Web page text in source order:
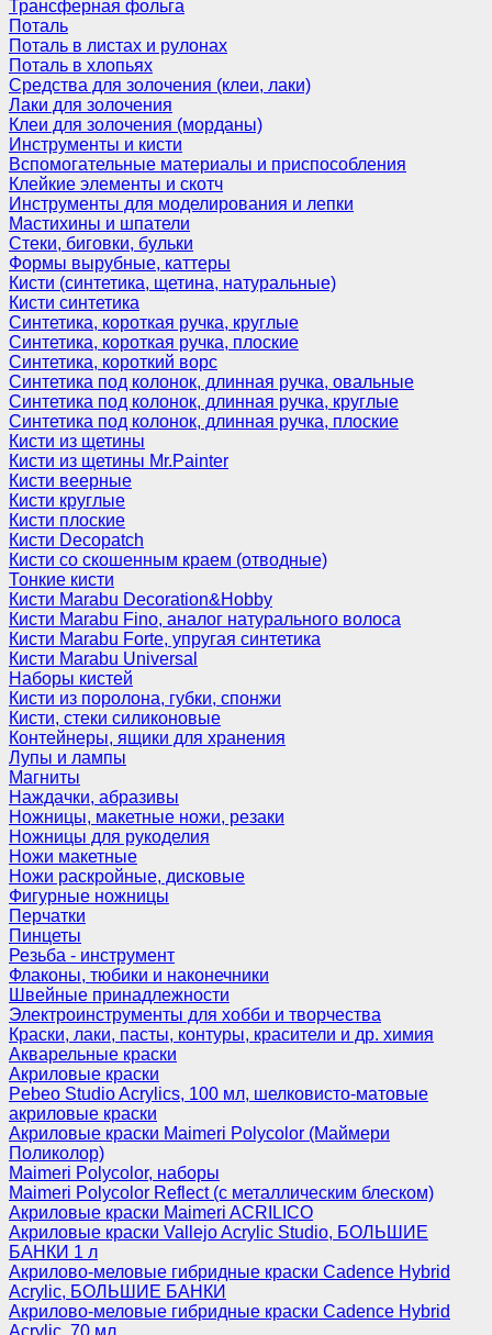
Трансферная фольга
Поталь
Поталь в листах и рулонах
Поталь в хлопьях
Средства для золочения (клеи, лаки)
Лаки для золочения
Клеи для золочения (морданы)
Инструменты и кисти
Вспомогательные материалы и приспособления
Клейкие элементы и скотч
Инструменты для моделирования и лепки
Мастихины и шпатели
Стеки, биговки, бульки
Формы вырубные, каттеры
Кисти (синтетика, щетина, натуральные)
Кисти синтетика
Синтетика, короткая ручка, круглые
Синтетика, короткая ручка, плоские
Синтетика, короткий ворс
Синтетика под колонок, длинная ручка, овальные
Синтетика под колонок, длинная ручка, круглые
Синтетика под колонок, длинная ручка, плоские
Кисти из щетины
Кисти из щетины Mr.Painter
Кисти веерные
Кисти круглые
Кисти плоские
Кисти Decopatch
Кисти со скошенным краем (отводные)
Тонкие кисти
Кисти Marabu Decoration&Hobby
Кисти Marabu Fino, аналог натурального волоса
Кисти Marabu Forte, упругая синтетика
Кисти Marabu Universal
Наборы кистей
Кисти из поролона, губки, спонжи
Кисти, стеки силиконовые
Контейнеры, ящики для хранения
Лупы и лампы
Магниты
Наждачки, абразивы
Ножницы, макетные ножи, резаки
Ножницы для рукоделия
Ножи макетные
Ножи раскройные, дисковые
Фигурные ножницы
Перчатки
Пинцеты
Резьба - инструмент
Флаконы, тюбики и наконечники
Швейные принадлежности
Электроинструменты для хобби и творчества
Краски, лаки, пасты, контуры, красители и др. химия
Акварельные краски
Акриловые краски
Pebeo Studio Acrylics, 100 мл, шелковисто-матовые
акриловые краски
Акриловые краски Maimeri Polycolor (Маймери
Поликолор)
Maimeri Polycolor, наборы
Maimeri Polycolor Reflect (с металлическим блеском)
Акриловые краски Maimeri ACRILICO
Акриловые краски Vallejo Acrylic Studio, БОЛЬШИЕ
БАНКИ 1 л
Акрилово-меловые гибридные краски Cadence Hybrid
Acrylic, БОЛЬШИЕ БАНКИ
Акрилово-меловые гибридные краски Cadence Hybrid
Acrylic, 70 мл